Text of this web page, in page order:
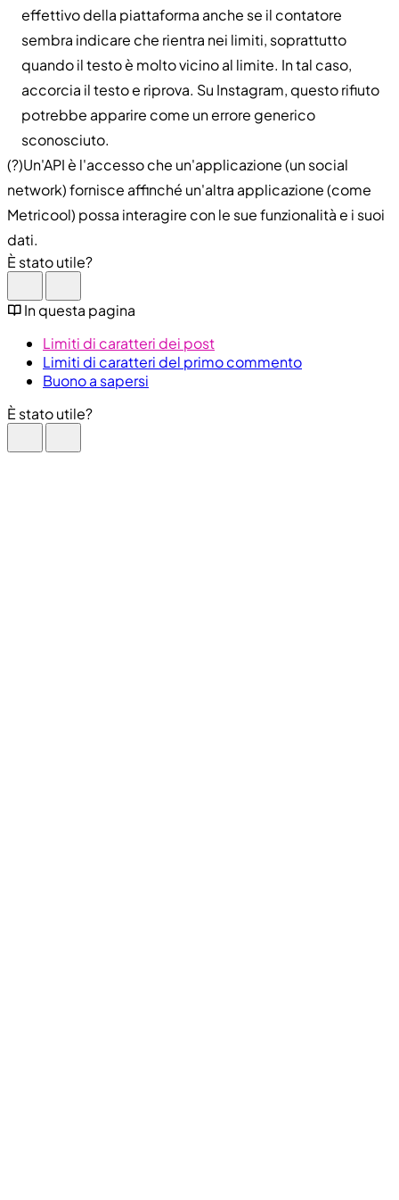
effettivo della piattaforma anche se il contatore
sembra indicare che rientra nei limiti, soprattutto
quando il testo è molto vicino al limite. In tal caso,
accorcia il testo e riprova. Su Instagram, questo rifiuto
potrebbe apparire come un errore generico
sconosciuto.
(?)Un'API è l'accesso che un'applicazione (un social
network) fornisce affinché un'altra applicazione (come
Metricool) possa interagire con le sue funzionalità e i suoi
dati.
È stato utile?
In questa pagina
Limiti di caratteri dei post
Limiti di caratteri del primo commento
Buono a sapersi
È stato utile?